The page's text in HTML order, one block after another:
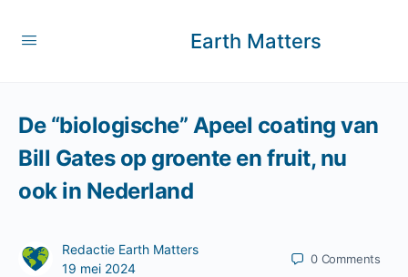
Earth Matters
De “biologische” Apeel coating van
Bill Gates op groente en fruit, nu
ook in Nederland
Redactie Earth Matters
19 mei 2024
0 Comments